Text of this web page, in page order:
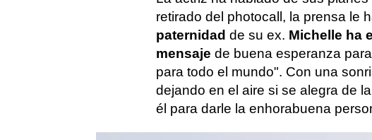
retirado del photocall, la prensa le
paternidad de su ex. Michelle ha
mensaje de buena esperanza
para todo el mundo". Con una
dejando en el aire si se alegra de
él para darle la enhorabuena